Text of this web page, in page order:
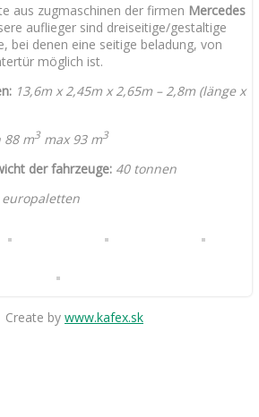
aus zugmaschinen der firmen Mercedes
auflieger sind dreiseitige/gestaltige
bei denen eine seitige beladung, von
möglich ist.
13,6m x 2,45m x 2,65m – 2,8m (länge x
88 m3 max 93 m3
der fahrzeuge: 40 tonnen
europaletten
Create by www.kafex.sk